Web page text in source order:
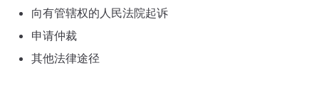
向有管辖权的人民法院起诉
申请仲裁
其他法律途径